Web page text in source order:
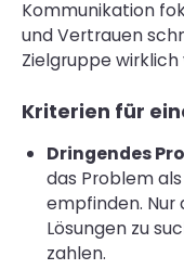
Kommunikation
und Vertrauen
Zielgruppe
Kriterien für
Dringendes
das Problem
empfinden. Nur
Lösungen zu
zahlen.